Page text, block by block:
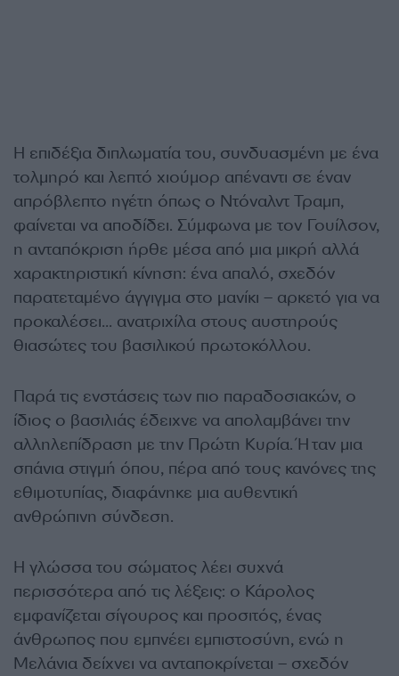
Η επιδέξια διπλωματία του, συνδυασμένη με ένα
τολμηρό και λεπτό χιούμορ απέναντι σε έναν
απρόβλεπτο ηγέτη όπως ο Ντόναλντ Τραμπ,
φαίνεται να αποδίδει. Σύμφωνα με τον Γουίλσον,
η ανταπόκριση ήρθε μέσα από μια μικρή αλλά
χαρακτηριστική κίνηση: ένα απαλό, σχεδόν
παρατεταμένο άγγιγμα στο μανίκι – αρκετό για να
προκαλέσει… ανατριχίλα στους αυστηρούς
θιασώτες του βασιλικού πρωτοκόλλου.
Παρά τις ενστάσεις των πιο παραδοσιακών, ο
ίδιος ο βασιλιάς έδειχνε να απολαμβάνει την
αλληλεπίδραση με την Πρώτη Κυρία. Ήταν μια
σπάνια στιγμή όπου, πέρα από τους κανόνες της
εθιμοτυπίας, διαφάνηκε μια αυθεντική
ανθρώπινη σύνδεση.
Η γλώσσα του σώματος λέει συχνά
περισσότερα από τις λέξεις: ο Κάρολος
εμφανίζεται σίγουρος και προσιτός, ένας
άνθρωπος που εμπνέει εμπιστοσύνη, ενώ η
Μελάνια δείχνει να ανταποκρίνεται – σχεδόν